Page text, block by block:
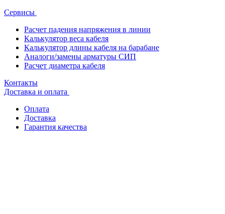
Сервисы
Расчет падения напряжения в линии
Калькулятор веса кабеля
Калькулятор длины кабеля на барабане
Аналоги/замены арматуры СИП
Расчет диаметра кабеля
Контакты
Доставка и оплата
Оплата
Доставка
Гарантия качества